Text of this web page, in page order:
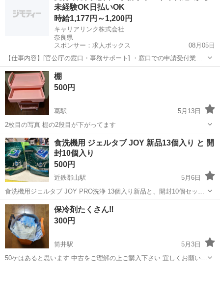
未経験OK日払いOK
時給1,177円～1,200円
キャリアリンク株式会社
奈良県
スポンサー：求人ボックス
08月05日
【仕事内容】[官公庁の窓口・事務サポート] ・窓口での申請受付業務
・データ登録、証明書発行事務 ・各種問合せに対する窓口および電話
相談対応 ・その他付随する業務 【経験・資格】未経験OK ・PC基本
操作可能な方(文字入力が出来れ...
アルバイト・パート
棚
500円
葛駅
5月13日
2枚目の写真 棚の2段目が下がってます
奈良 御所市 葛駅 家庭用品
食洗機用 ジェルタブ JOY 新品13個入り と 開
封10個入り
500円
近鉄郡山駅
5月6日
食洗機用ジェルタブ JOY PRO洗浄 13個入り新品と、開封10個セット
です。 食洗機を変えたため、使用しなくなりました。 外袋はやや汚れ
はありますが、中身はきれいです。 他のお品と合わせて引き取りいた
だける場合は、おま...
奈良 大和郡山市 近鉄郡山駅
保冷剤たくさん‼️
300円
筒井駅
5月3日
50ケはあると思います 中古をご理解の上ご購入下さい 宜しくお願い致